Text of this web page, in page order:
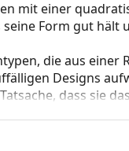
mit einer
Form gut hält
die aus einer
Designs
dass sie